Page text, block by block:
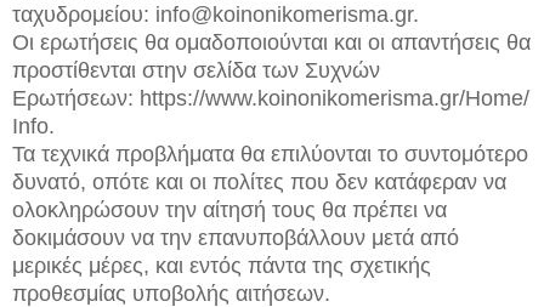
ταχυδρομείου: info@koinonikomerisma.gr.
Οι ερωτήσεις θα ομαδοποιούνται και οι απαντήσεις θα
προστίθενται στην σελίδα των Συχνών
Ερωτήσεων: https://www.koinonikomerisma.gr/Home/
Info.
Τα τεχνικά προβλήματα θα επιλύονται το συντομότερο
δυνατό, οπότε και οι πολίτες που δεν κατάφεραν να
ολοκληρώσουν την αίτησή τους θα πρέπει να
δοκιμάσουν να την επανυποβάλλουν μετά από
μερικές μέρες, και εντός πάντα της σχετικής
προθεσμίας υποβολής αιτήσεων.